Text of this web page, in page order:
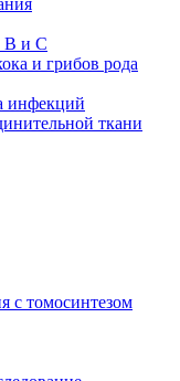
B и C
и грибов рода
инфекций
ткани
с томосинтезом